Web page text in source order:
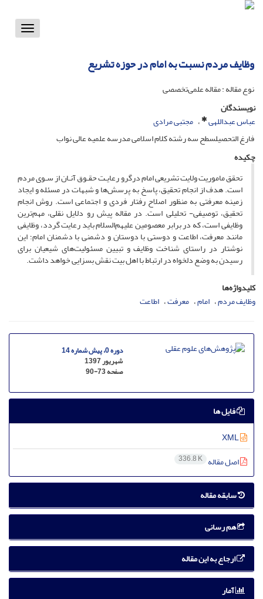
Toggle
وظایف مردم نسبت به امام در حوزه تشریع
نوع مقاله : مقاله علمی‌تخصصی
نویسندگان
عباس عبداللهی
مجتبی مرادی
فارغ التحصیلسطح سه رشته کلام اسلامی مدرسه علمیه عالی نواب
چکیده
تحقق ماموریت ولایت تشریعی امام درگرو رعایـت حقـوق آنـان از سـوی مردم
است. هدف از انجام تحقیق، پاسخ به پرسش‌ها و شبهات در مسئله و ایجاد
زمینه معرفتی به منظور اصلاح رفتار فردی و اجتماعی است. روش انجام
تحقیق، توصیفی- تحلیلی است. در مقاله پیش رو دلایل نقلی، مهم‌ترین
وظایفی است، که در برابر معصومین علیهم‌السلام باید رعایت گردد، وظایفی
مانند معرفت، اطاعت و دوستی با دوستان و دشمنی با دشمنان امام؛ این
نوشتار در راستای شناخت وظایف و تبیین مسئولیت‌های شیعیان برای
رسیدن به وضع دلخواه در ارتباط با اهل بیت نقش بسزایی خواهد داشت.
کلیدواژه‌ها
وظایف مردم امام معرفت اطاعت
دوره 0، پیش شماره 14
شهریور 1397
صفحه90-73
فایل ها
اصل مقاله 336.8 K
سابقه مقاله
هم رسانی
ارجاع به این مقاله
آمار